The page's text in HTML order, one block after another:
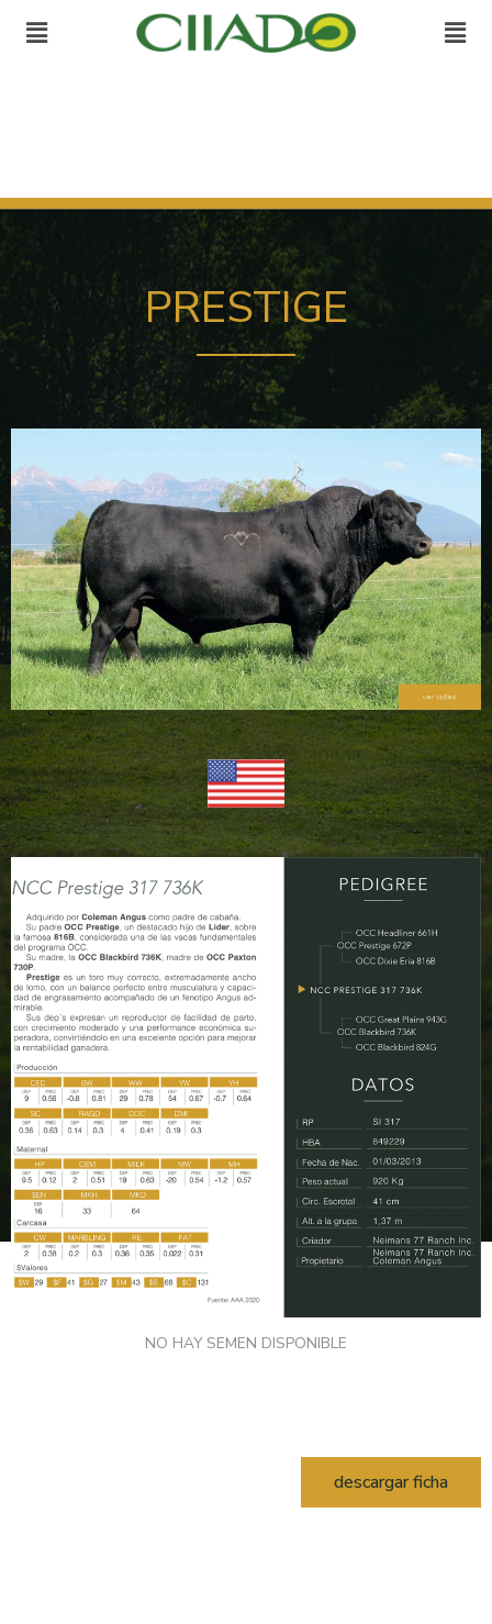
PRESTIGE
NO HAY SEMEN DISPONIBLE
descargar ficha